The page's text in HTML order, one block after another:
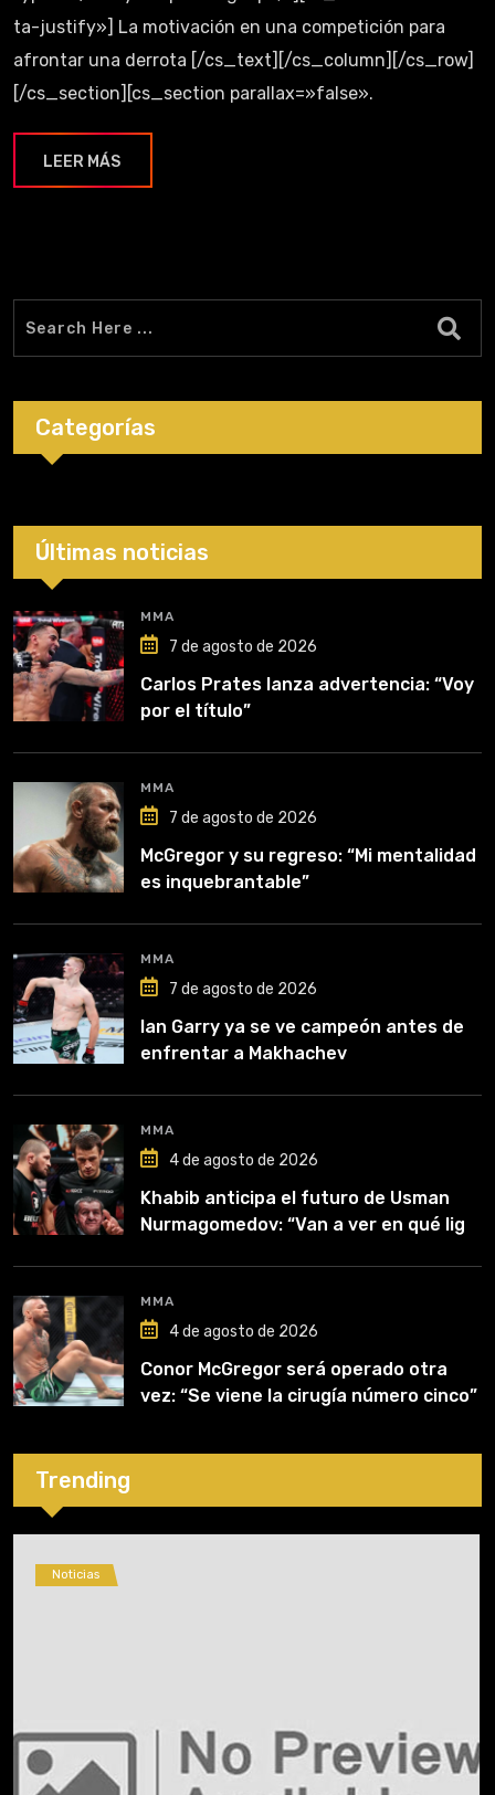
ta-justify»] La motivación en una competición para
afrontar una derrota [/cs_text][/cs_column][/cs_row]
[/cs_section][cs_section parallax=»false».
LEER MÁS
Categorías
Últimas noticias
MMA
7 de agosto de 2026
Carlos Prates lanza advertencia: “Voy
por el título”
MMA
7 de agosto de 2026
McGregor y su regreso: “Mi mentalidad
es inquebrantable”
MMA
7 de agosto de 2026
Ian Garry ya se ve campeón antes de
enfrentar a Makhachev
MMA
4 de agosto de 2026
Khabib anticipa el futuro de Usman
Nurmagomedov: “Van a ver en qué liga
MMA
4 de agosto de 2026
Conor McGregor será operado otra
vez: “Se viene la cirugía número cinco”
Trending
Noticias